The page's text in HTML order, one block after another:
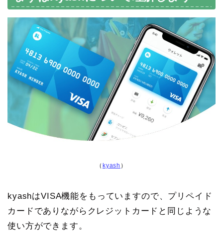
（ kyash ）
kyashはVISA機能をもっていますので、プリペイド
カードでありながらクレジットカードと同じような
使い方ができます。